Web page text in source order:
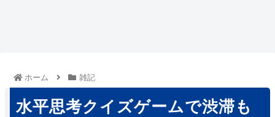
ホーム 雑記
水平思考クイズゲームで渋滞も